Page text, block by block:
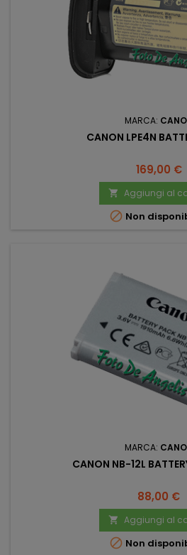
MARCA:
CANON LPE4N
Prezzo
169,00 €
 Aggiungi al
 Non
MARCA:
CANON NB-12L
Prezzo
88,00 €
 Aggiungi al
 Non